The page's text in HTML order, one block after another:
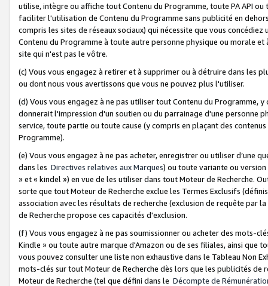
utilise, intègre ou affiche tout Contenu du Programme, toute PA API
faciliter l'utilisation de Contenu du Programme sans publicité en
compris les sites de réseaux sociaux) qui nécessite que vous
Contenu du Programme à toute autre personne physique ou morale
site qui n'est pas le vôtre.
(c) Vous vous engagez à retirer et à supprimer ou à détruire dans les
ou dont nous vous avertissons que vous ne pouvez plus l'utiliser.
(d) Vous vous engagez à ne pas utiliser tout Contenu du Programme,
donnerait l'impression d'un soutien ou du parrainage d'une personne
service, toute partie ou toute cause (y compris en plaçant des
Programme).
(e) Vous vous engagez à ne pas acheter, enregistrer ou utiliser d’une
dans les Directives relatives aux Marques) ou toute variante ou
» et « kindel ») en vue de les utiliser dans tout Moteur de Recherche.
sorte que tout Moteur de Recherche exclue les Termes Exclusifs
association avec les résultats de recherche (exclusion de requête
de Recherche propose ces capacités d'exclusion.
(f) Vous vous engagez à ne pas soumissionner ou acheter des mots-
Kindle » ou toute autre marque d'Amazon ou de ses filiales, ainsi que
vous pouvez consulter une liste non exhaustive dans le Tableau Non
mots-clés sur tout Moteur de Recherche dès lors que les publicités de
Moteur de Recherche (tel que défini dans le Décompte de